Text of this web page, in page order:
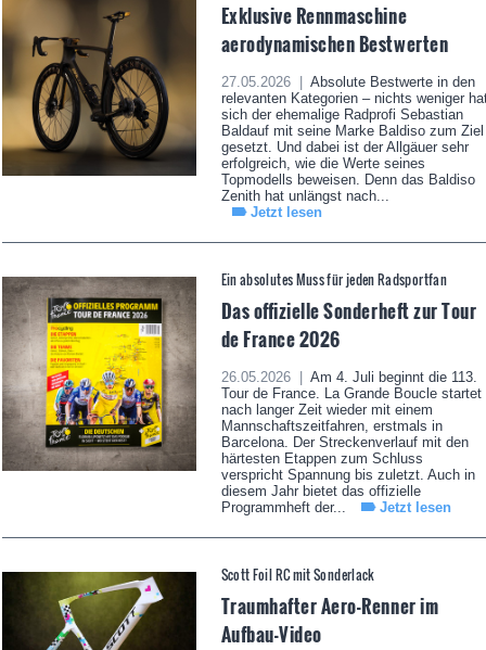
Exklusive Rennmaschine
aerodynamischen Bestwerten
27.05.2026 |
Absolute Bestwerte in den
relevanten Kategorien – nichts weniger
sich der ehemalige Radprofi Sebastian
Baldauf mit seine Marke Baldiso zum Ziel
gesetzt. Und dabei ist der Allgäuer sehr
erfolgreich, wie die Werte seines
Topmodells beweisen. Denn das Baldiso
Zenith hat unlängst nach...
Jetzt lesen
Ein absolutes Muss für jeden Radsportfan
Das offizielle Sonderheft zur Tour
de France 2026
26.05.2026 |
Am 4. Juli beginnt die 113.
Tour de France. La Grande Boucle startet
nach langer Zeit wieder mit einem
Mannschaftszeitfahren, erstmals in
Barcelona. Der Streckenverlauf mit den
härtesten Etappen zum Schluss
verspricht Spannung bis zuletzt. Auch in
diesem Jahr bietet das offizielle
Programmheft der...
Jetzt lesen
Scott Foil RC mit Sonderlack
Traumhafter Aero-Renner im
Aufbau-Video